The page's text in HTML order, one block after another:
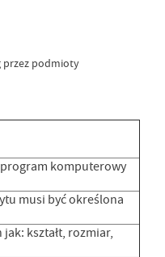
przez podmioty
komputerowy
musi być określona
kształt, rozmiar,